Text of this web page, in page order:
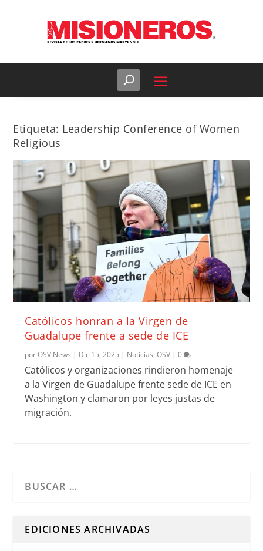
Etiqueta: Leadership Conference of Women
Religious
Católicos honran a la Virgen de
Guadalupe frente a sede de ICE
porOSV News | Dic 15, 2025 | Noticias,OSV |0
Católicos y organizaciones rindieron homenaje
a la Virgen de Guadalupe frente sede de ICE en
Washington y clamaron por leyes justas de
migración.
EDICIONES ARCHIVADAS